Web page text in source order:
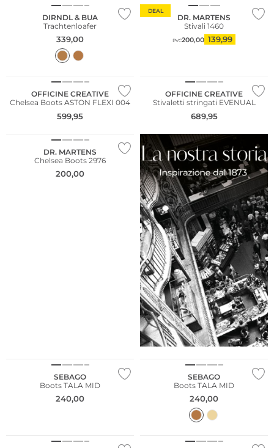
DIRNDL & BUA
Trachtenloafer
339,00
DEAL
DR. MARTENS
Stivali 1460
PVC200,00 139,99
OFFICINE CREATIVE
Chelsea Boots ASTON FLEXI 004
599,95
OFFICINE CREATIVE
Stivaletti stringati EVENUAL
689,95
DR. MARTENS
Chelsea Boots 2976
200,00
SEBAGO
Boots TALA MID
240,00
NUOVO
SEBAGO
Boots TALA MID
240,00